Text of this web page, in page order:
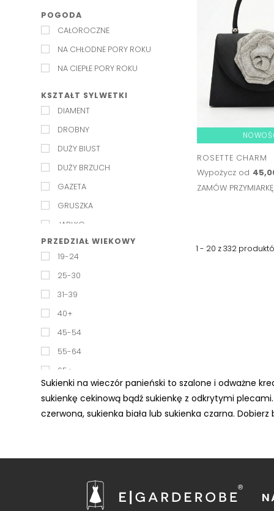
Z KOŁNIERZYKIEM
ZE STÓJKĄ
POGODA
CAŁOROCZNE
NA CHŁODNE PORY ROKU
NA CIEPŁE PORY ROKU
KSZTAŁT SYLWETKI
DIAMENT
DROBNY
DUŻY BIUST
DUŻY BRZUCH
GAZETA
GRUSZKA
JABŁKO
KLEPSYDRA
KOLUMNA
PROSTOKĄT
ROŻEK
SPORTOWY
TRÓJKĄT
PRZEDZIAŁ WIEKOWY
19-24
25-30
31-39
40+
45-54
55-64
65+
ROSETTE CHARM
Wypożycz od
ZAMÓW PRZYMIARKĘ
1 - 20 z332
Sukienki na wieczór panieński to szalone i odważne
sukienkę cekinową bądź sukienkę z odkrytymi
czerwona, sukienka biała lub sukienka czarna.